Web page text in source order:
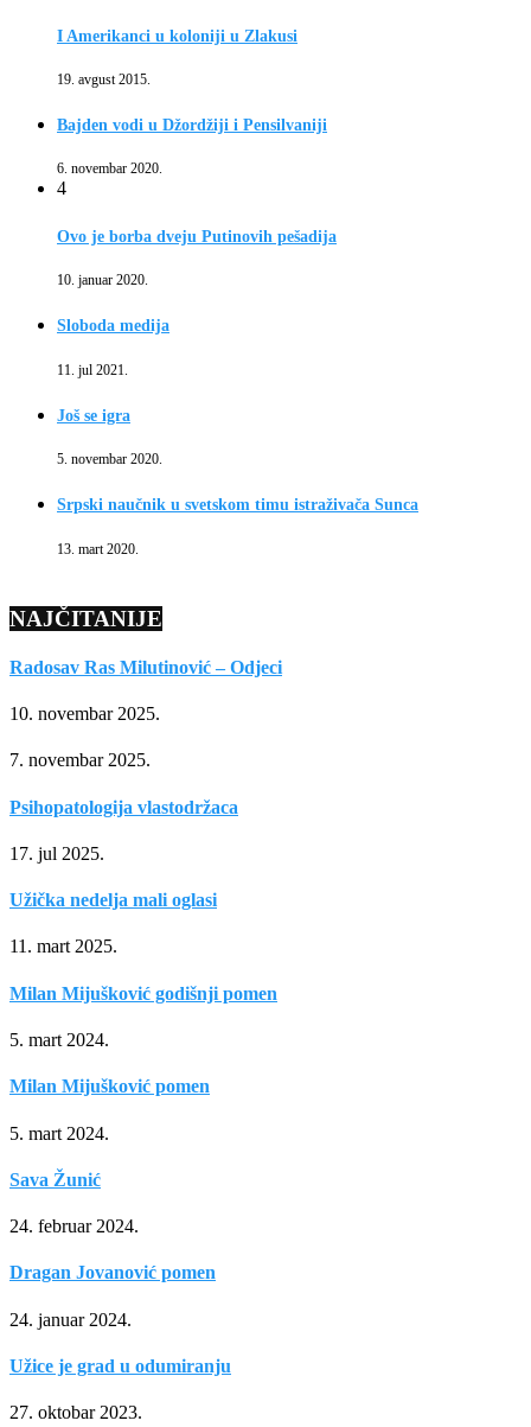
I Amerikanci u koloniji u Zlakusi
19. avgust 2015.
Bajden vodi u Džordžiji i Pensilvaniji
6. novembar 2020.
4
Ovo je borba dveju Putinovih pešadija
10. januar 2020.
Sloboda medija
11. jul 2021.
Još se igra
5. novembar 2020.
Srpski naučnik u svetskom timu istraživača Sunca
13. mart 2020.
NAJČITANIJE
Radosav Ras Milutinović – Odjeci
10. novembar 2025.
7. novembar 2025.
Psihopatologija vlastodržaca
17. jul 2025.
Užička nedelja mali oglasi
11. mart 2025.
Milan Mijušković godišnji pomen
5. mart 2024.
Milan Mijušković pomen
5. mart 2024.
Sava Žunić
24. februar 2024.
Dragan Jovanović pomen
24. januar 2024.
Užice je grad u odumiranju
27. oktobar 2023.